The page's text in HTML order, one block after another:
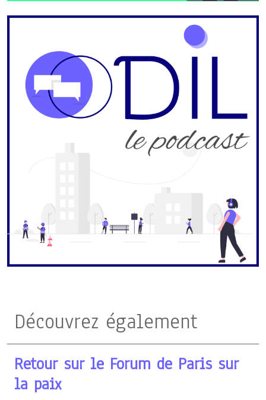
Découvrez également
Retour sur le Forum de Paris sur
la paix